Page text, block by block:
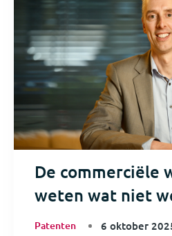
De commerciële
weten wat niet
Patenten 6 oktober